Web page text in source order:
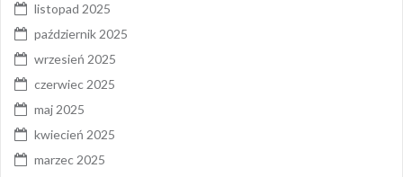
listopad 2025
październik 2025
wrzesień 2025
czerwiec 2025
maj 2025
kwiecień 2025
marzec 2025